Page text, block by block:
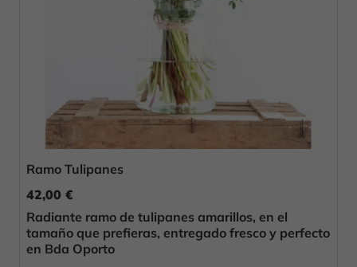
Ramo Tulipanes
42,00 €
Radiante ramo de tulipanes amarillos, en el
tamaño que prefieras, entregado fresco y perfecto
en Bda Oporto